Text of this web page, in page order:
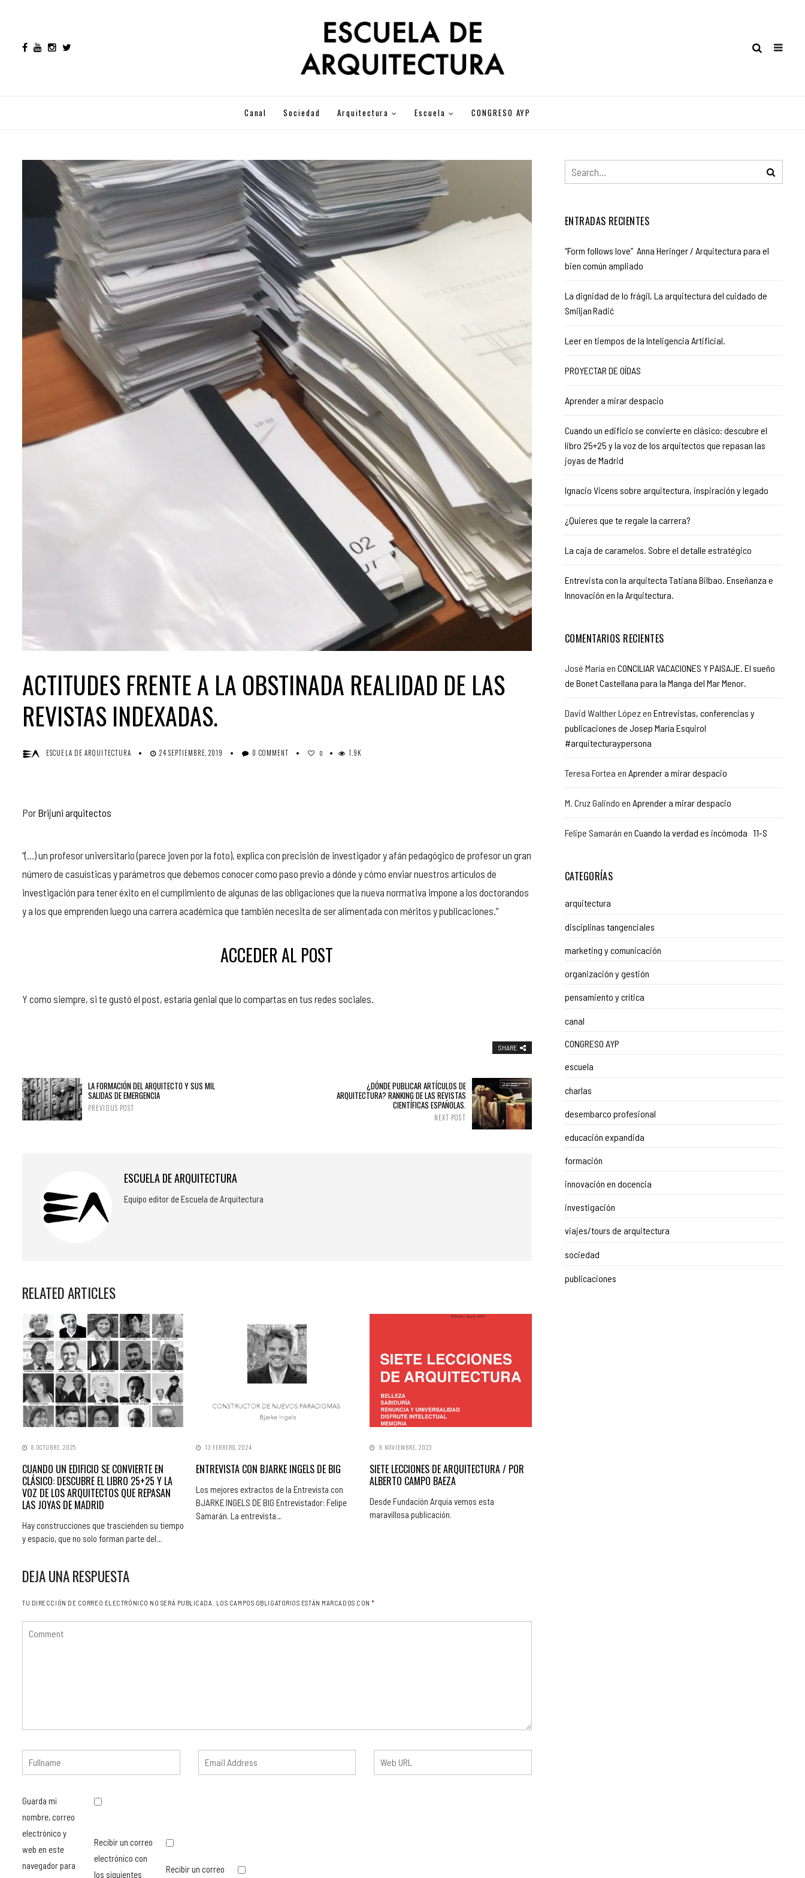
Canal Sociedad Arquitectura Escuela CONGRESO AYP
ACTITUDES FRENTE A LA OBSTINADA REALIDAD DE LAS
REVISTAS INDEXADAS.
ESCUELA DE ARQUITECTURA 24 SEPTIEMBRE, 2019 0 COMMENT 0 1.9K
Por Brijuni arquitectos
“(…) un profesor universitario (parece joven por la foto), explica con precisión de investigador y afán pedagógico de profesor un gran
número de casuísticas y parámetros que debemos conocer como paso previo a dónde y cómo enviar nuestros artículos de
investigación para tener éxito en el cumplimiento de algunas de las obligaciones que la nueva normativa impone a los doctorandos
y a los que emprenden luego una carrera académica que también necesita de ser alimentada con méritos y publicaciones.”
ACCEDER AL POST
Y como siempre, si te gustó el post, estaría genial que lo compartas en tus redes sociales.
SHARE
LA FORMACIÓN DEL ARQUITECTO Y SUS MIL
SALIDAS DE EMERGENCIA
PREVIOUS POST
¿DÓNDE PUBLICAR ARTÍCULOS DE
ARQUITECTURA? RANKING DE LAS REVISTAS
CIENTÍFICAS ESPAÑOLAS.
NEXT POST
ESCUELA DE ARQUITECTURA
Equipo editor de Escuela de Arquitectura
RELATED ARTICLES
8 OCTUBRE, 2025
CUANDO UN EDIFICIO SE CONVIERTE EN
CLÁSICO: DESCUBRE EL LIBRO 25+25 Y LA
VOZ DE LOS ARQUITECTOS QUE REPASAN
LAS JOYAS DE MADRID
Hay construcciones que trascienden su tiempo
y espacio, que no solo forman parte del…
13 FEBRERO, 2024
ENTREVISTA CON BJARKE INGELS DE BIG
Los mejores extractos de la Entrevista con
BJARKE INGELS DE BIG Entrevistador: Felipe
Samarán. La entrevista…
9 NOVIEMBRE, 2023
SIETE LECCIONES DE ARQUITECTURA / POR
ALBERTO CAMPO BAEZA
Desde Fundación Arquia vemos esta
maravillosa publicación.
DEJA UNA RESPUESTA
TU DIRECCIÓN DE CORREO ELECTRÓNICO NO SERÁ PUBLICADA. LOS CAMPOS OBLIGATORIOS ESTÁN MARCADOS CON*
Guarda mi
nombre, correo
electrónico y
web en este
navegador para
Recibir un correo
electrónico con
los siguientes
Recibir un correo
ENTRADAS RECIENTES
“Form follows love” Anna Heringer / Arquitectura para el
bien común ampliado
La dignidad de lo frágil, La arquitectura del cuidado de
Smiljan Radić
Leer en tiempos de la Inteligencia Artificial.
PROYECTAR DE OÍDAS
Aprender a mirar despacio
Cuando un edificio se convierte en clásico: descubre el
libro 25+25 y la voz de los arquitectos que repasan las
joyas de Madrid
Ignacio Vicens sobre arquitectura, inspiración y legado
¿Quieres que te regale la carrera?
La caja de caramelos. Sobre el detalle estratégico
Entrevista con la arquitecta Tatiana Bilbao. Enseñanza e
Innovación en la Arquitectura.
COMENTARIOS RECIENTES
José María en CONCILIAR VACACIONES Y PAISAJE. El sueño
de Bonet Castellana para la Manga del Mar Menor.
David Walther Lópezen Entrevistas, conferencias y
publicaciones de Josep María Esquirol
#arquitecturaypersona
Teresa Fortea en Aprender a mirar despacio
M. Cruz Galindo en Aprender a mirar despacio
Felipe Samarán en Cuando la verdad es incómoda 11-S
CATEGORÍAS
arquitectura
disciplinas tangenciales
marketing y comunicación
organización y gestión
pensamiento y crítica
canal
CONGRESO AYP
escuela
charlas
desembarco profesional
educación expandida
formación
innovación en docencia
investigación
viajes/tours de arquitectura
sociedad
publicaciones